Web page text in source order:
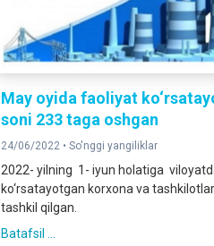
May oyida faoliyat
soni 233 taga oshgan
24/06/2022 •So'nggi yangiliklar
2022- yilning 1- iyun holatiga
ko‘rsatayotgan korxona va
tashkil qilgan.
Batafsil ...